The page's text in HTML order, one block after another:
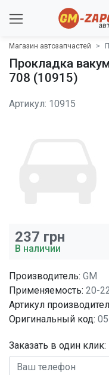
Магазин автозапчастей
Прокладка
708 (10915)
Артикул: 10915
237 грн
В наличии
Производитель: GM
Применяемость: 20-
Артикул
Оригинальный код:
Заказать в один клик: